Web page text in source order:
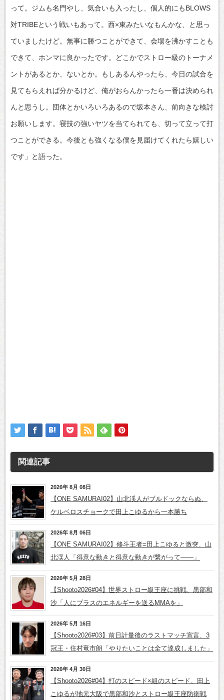
って。ジムも名門やし、気合いも入ったし、個人的にもBLOWS
対TRIBEという戦いもあって。西×東みたいなもんかな、と思っ
ていましたけど。無事に勝つことができて、会場を沸かすことも
できて、ホンマに良かったです。どこかでストロー級のトーナメ
ントがあるとか、ないとか。もしあるんやったら、今日の試合を
見てもらえれば分かるけど、俺がおらんかったら一番は決められ
んと思うし。団体とかいろいろあるので坂本さん、前向きな検討
お願いします。寝技の強いヤツを当てられても、切って立って打
つことができる。今後とも強くなる僕を見届けてくれたら嬉しい
です」と語った。
関連記事
2026年 8月 08日
【ONE SAMURAI02】山北渓人がブルドックならぬ、
ケルベロスチョークで田上こゆるから一本勝ち
2026年 8月 06日
【ONE SAMURAI02】修斗王者=田上こゆると激突、山
北渓人「得意な動きと得意な動きが繋がって――」
2026年 5月 28日
【Shooto2026#04】世界ストロー級王座に挑戦、黒部和
沙「人にプラスのエネルギーを送るMMAを」
2026年 5月 16日
【Shooto2026#03】前日計量後のラストマッチ宣言、3
冠王・住村竜市朗「やりたいことは全て達成しました」
2026年 4月 30日
【Shooto2026#04】打のスピード×組のスピード、田上
こゆるが地元大阪で黒部和沙とストロー級王座防衛戦